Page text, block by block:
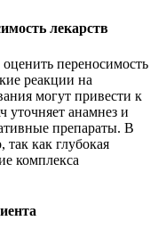
лекарств
переносимость
реакции на
могут привести к
уточняет анамнез и
препараты. В
так как глубокая
комплекса